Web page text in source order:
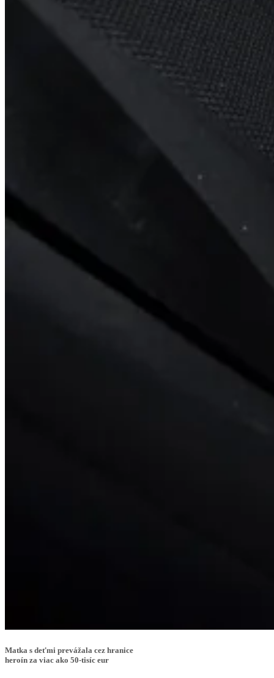
Matka s deťmi prevážala cez hranice
heroín za viac ako 50-tisíc eur